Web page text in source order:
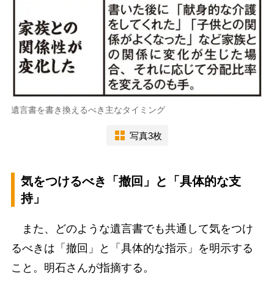
遺言書を書き換えるべき主なタイミング
写真3枚
気をつけるべき「撤回」と「具体的な支
持」
また、どのような遺言書でも共通して気をつけ
るべきは「撤回」と「具体的な指示」を明示する
こと。明石さんが指摘する。